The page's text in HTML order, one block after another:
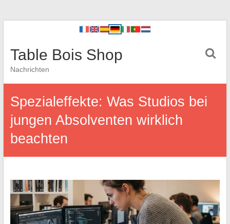
Table Bois Shop
Nachrichten
Spezialeffekte: Was Studios bei
jungen Absolventen wirklich
beachten